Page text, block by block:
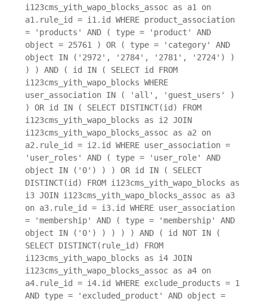
i123cms_yith_wapo_blocks_assoc as a1 on
a1.rule_id = i1.id WHERE product_association
= 'products' AND ( type = 'product' AND
object = 25761 ) OR ( type = 'category' AND
object IN ('2972', '2784', '2781', '2724') )
) ) AND ( id IN ( SELECT id FROM
i123cms_yith_wapo_blocks WHERE
user_association IN ( 'all', 'guest_users' )
) OR id IN ( SELECT DISTINCT(id) FROM
i123cms_yith_wapo_blocks as i2 JOIN
i123cms_yith_wapo_blocks_assoc as a2 on
a2.rule_id = i2.id WHERE user_association =
'user_roles' AND ( type = 'user_role' AND
object IN ('0') ) ) OR id IN ( SELECT
DISTINCT(id) FROM i123cms_yith_wapo_blocks as
i3 JOIN i123cms_yith_wapo_blocks_assoc as a3
on a3.rule_id = i3.id WHERE user_association
= 'membership' AND ( type = 'membership' AND
object IN ('0') ) ) ) ) AND ( id NOT IN (
SELECT DISTINCT(rule_id) FROM
i123cms_yith_wapo_blocks as i4 JOIN
i123cms_yith_wapo_blocks_assoc as a4 on
a4.rule_id = i4.id WHERE exclude_products = 1
AND type = 'excluded_product' AND object =